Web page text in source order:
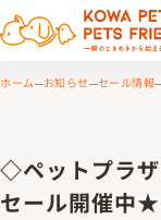
ホーム お知らせ セール情報
◇ペットプラ
セール開催中★